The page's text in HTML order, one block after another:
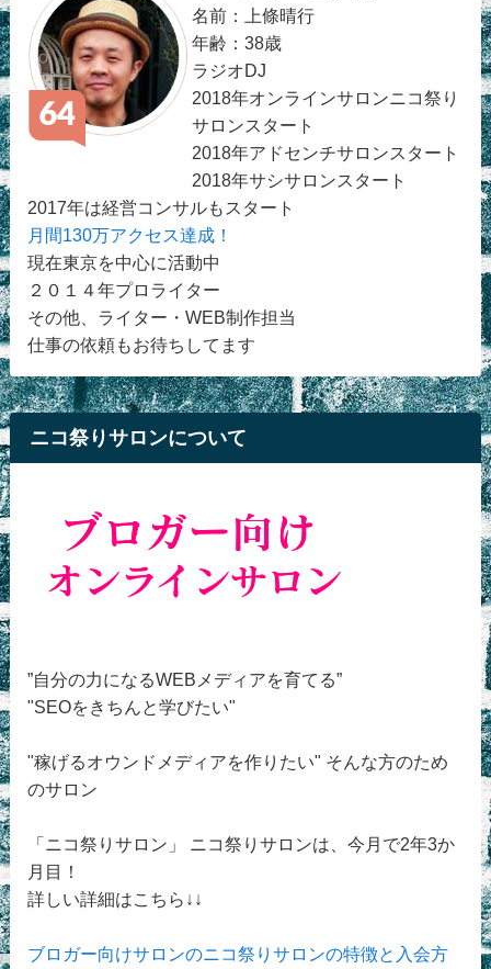
名前：上條晴行
年齢：38歳
ラジオDJ
2018年オンラインサロンニコ祭り
サロンスタート
2018年アドセンチサロンスタート
2018年サシサロンスタート
2017年は経営コンサルもスタート
月間130万アクセス達成！
現在東京を中心に活動中
２０１４年プロライター
その他、ライター・WEB制作担当
仕事の依頼もお待ちしてます
ニコ祭りサロンについて
”自分の力になるWEBメディアを育てる”
"SEOをきちんと学びたい"
"稼げるオウンドメディアを作りたい" そんな方のため
のサロン
「ニコ祭りサロン」 ニコ祭りサロンは、今月で2年3か
月目！
詳しい詳細はこちら↓↓
ブロガー向けサロンのニコ祭りサロンの特徴と入会方